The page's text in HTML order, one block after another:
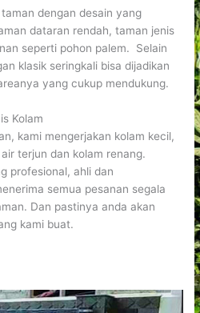
dengan desain yang
dataran rendah, taman jenis
seperti pohon palem. Selain
klasik seringkali bisa dijadikan
yang cukup mendukung.
Kolam
kami mengerjakan kolam kecil,
terjun dan kolam renang.
profesional, ahli dan
semua pesanan segala
Dan pastinya anda akan
kami buat.